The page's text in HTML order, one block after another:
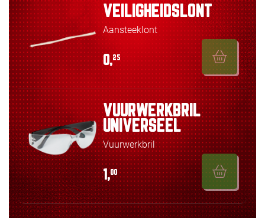
VEILIGHEIDSLONT
Aansteeklont
0,25
VUURWERKBRIL
UNIVERSEEL
Vuurwerkbril
1,00